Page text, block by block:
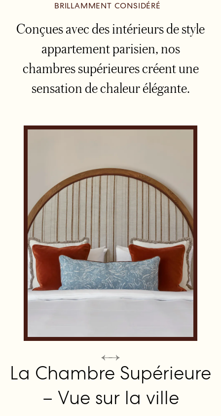
BRILLAMMENT CONSIDÉRÉ
Conçues avec des intérieurs de style
appartement parisien, nos
chambres supérieures créent une
sensation de chaleur élégante.
La Chambre Supérieure
– Vue sur la ville